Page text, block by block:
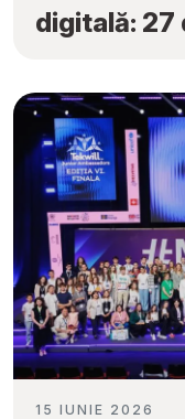
digitală: 27
15 IUNIE 2026